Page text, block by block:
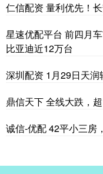
仁信配资 量利优先！
星速优配平台 前四月
比亚迪近12万台
深圳配资 1月29日天
鼎信天下 全线大跌，
诚信-优配 42平小三房